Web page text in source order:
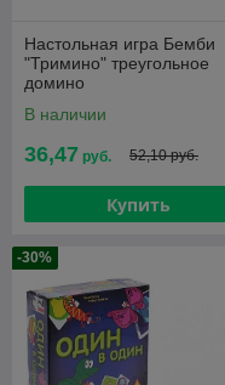
Настольная игра Бемби
"Тримино" треугольное
домино
В наличии
36,47 руб. 52,10 руб.
Купить
-30%